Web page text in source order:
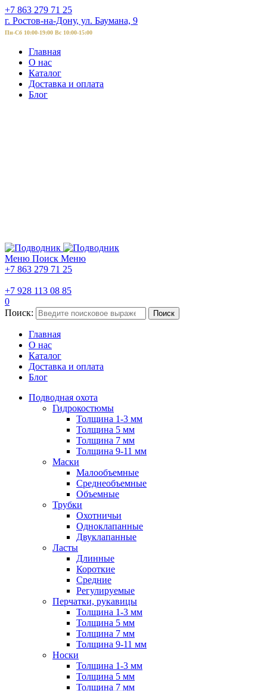
+7 863 279 71 25
г. Ростов-на-Дону, ул. Баумана, 9
Пн-Сб 10:00-19:00 Вс 10:00-15:00
Главная
О нас
Каталог
Доставка и оплата
Блог
Меню Поиск Меню
+7 863 279 71 25
+7 928 113 08 85
0
Поиск:
Поиск
Главная
О нас
Каталог
Доставка и оплата
Блог
Подводная охота
Гидрокостюмы
Толщина 1-3 мм
Толщина 5 мм
Толщина 7 мм
Толщина 9-11 мм
Маски
Малообъемные
Среднеобъемные
Объемные
Трубки
Охотничьи
Одноклапанные
Двуклапанные
Ласты
Длинные
Короткие
Средние
Регулируемые
Перчатки, рукавицы
Толщина 1-3 мм
Толщина 5 мм
Толщина 7 мм
Толщина 9-11 мм
Носки
Толщина 1-3 мм
Толщина 5 мм
Толщина 7 мм